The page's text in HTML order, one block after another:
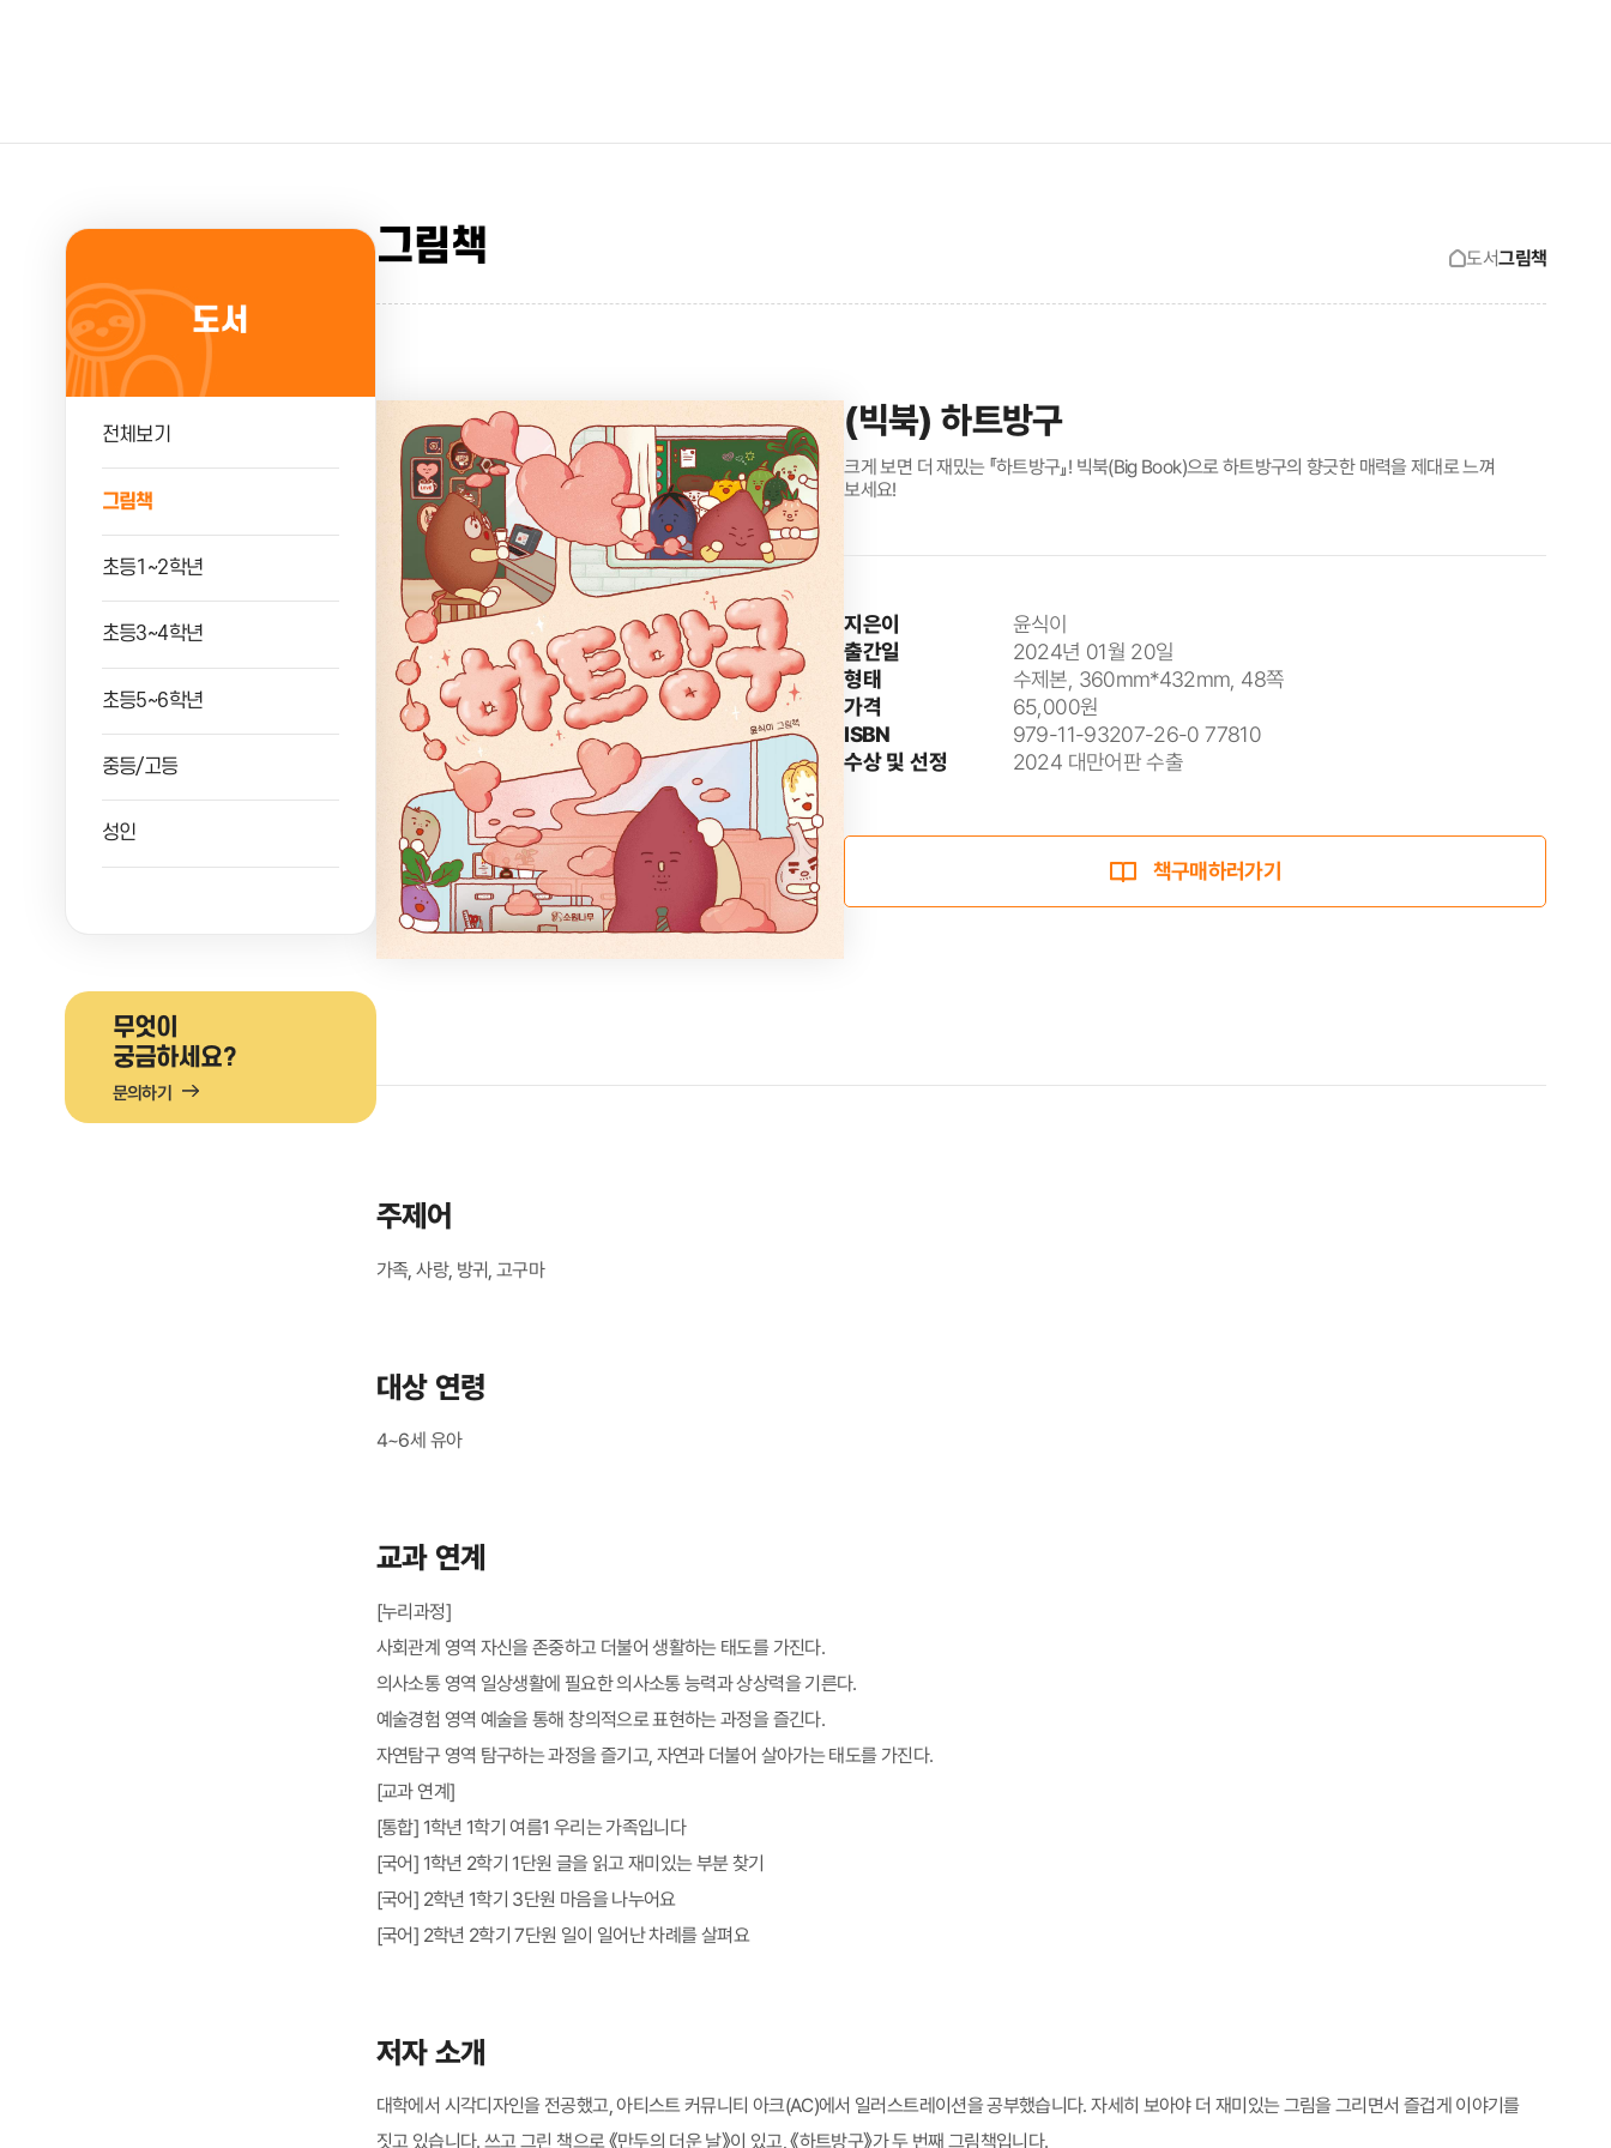
도서
전체보기
그림책
초등1~2학년
초등3~4학년
초등5~6학년
중등/고등
성인
무엇이
궁금하세요?
문의하기
그림책 도서그림책
(빅북) 하트방구
크게 보면 더 재밌는 『하트방구』! 빅북(Big Book)으로 하트방구의 향긋한 매력을 제대로 느껴
보세요!
지은이 윤식이
출간일 2024년 01월 20일
형태 수제본, 360mm*432mm, 48쪽
가격 65,000원
ISBN 979-11-93207-26-0 77810
수상 및 선정 2024 대만어판 수출
책구매하러가기
주제어
가족, 사랑, 방귀, 고구마
대상 연령
4~6세 유아
교과 연계
[누리과정]
사회관계 영역 자신을 존중하고 더불어 생활하는 태도를 가진다.
의사소통 영역 일상생활에 필요한 의사소통 능력과 상상력을 기른다.
예술경험 영역 예술을 통해 창의적으로 표현하는 과정을 즐긴다.
자연탐구 영역 탐구하는 과정을 즐기고, 자연과 더불어 살아가는 태도를 가진다.
[교과 연계]
[통합] 1학년 1학기 여름1 우리는 가족입니다
[국어] 1학년 2학기 1단원 글을 읽고 재미있는 부분 찾기
[국어] 2학년 1학기 3단원 마음을 나누어요
[국어] 2학년 2학기 7단원 일이 일어난 차례를 살펴요
저자 소개
대학에서 시각디자인을 전공했고, 아티스트 커뮤니티 아크(AC)에서 일러스트레이션을 공부했습니다. 자세히 보아야 더 재미있는 그림을 그리면서 즐겁게 이야기를
짓고 있습니다. 쓰고 그린 책으로 《만두의 더운 날》이 있고, 《하트방구》가 두 번째 그림책입니다.